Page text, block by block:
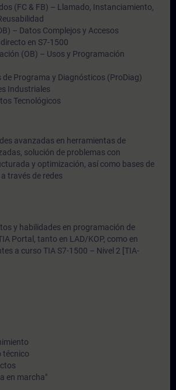
(FC & FB) – Llamado, Instanciamiento,
– Datos Complejos y Accesos
en S7-1500
(OB) – Usos y Programación
de Programa y Diagnósticos (ProDiag)
Industriales
Tecnológicos
avanzadas en herramientas de
solución de problemas con
y optimización, así como bases de
través de redes
y habilidades en programación de
Portal, tanto en LAD/KOP, como en
a curso TIA S7-1500 – Nivel 2 [TIA-
técnico
en marcha"